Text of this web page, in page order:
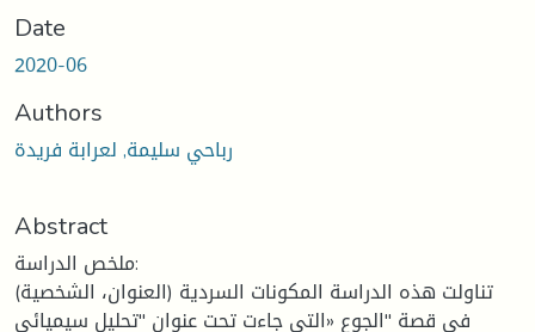
Date
2020-06
Authors
رباحي سليمة, لعرابة فريدة
Abstract
ملخص الدراسة:
تناولت هذه الدراسة المكونات السردية (العنوان، الشخصية)
في قصة "الجوع «التي جاءت تحت عنوان "تحليل سيميائي